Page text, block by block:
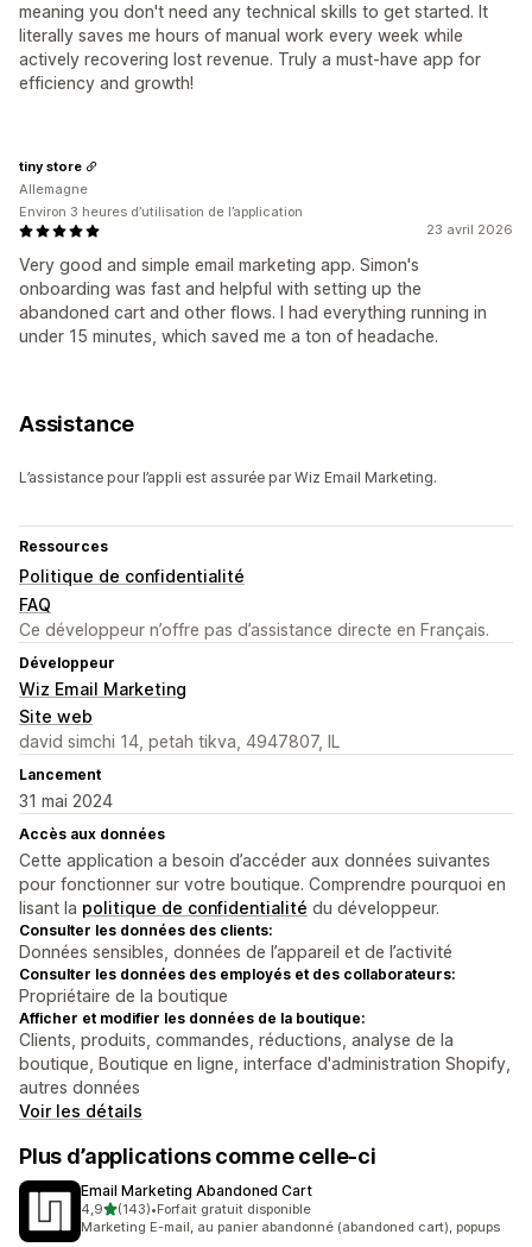
meaning you don't need any technical skills to get started. It
literally saves me hours of manual work every week while
actively recovering lost revenue. Truly a must-have app for
efficiency and growth!
23 avril 2026
Very good and simple email marketing app. Simon's
onboarding was fast and helpful with setting up the
abandoned cart and other flows. I had everything running in
under 15 minutes, which saved me a ton of headache.
tiny store
Allemagne
Environ 3 heures d’utilisation de l’application
Assistance
L’assistance pour l’appli est assurée par Wiz Email Marketing.
Ressources
Politique de confidentialité
FAQ
Ce développeur n’offre pas d’assistance directe en Français.
Développeur
Wiz Email Marketing
Site web
david simchi 14, petah tikva, 4947807, IL
Lancement
31 mai 2024
Accès aux données
Cette application a besoin d’accéder aux données suivantes
pour fonctionner sur votre boutique. Comprendre pourquoi en
lisant la politique de confidentialité du développeur.
Consulter les données des clients:
Données sensibles, données de l’appareil et de l’activité
Consulter les données des employés et des collaborateurs:
Propriétaire de la boutique
Afficher et modifier les données de la boutique:
Clients, produits, commandes, réductions, analyse de la
boutique, Boutique en ligne, interface d'administration Shopify,
autres données
Voir les détails
Plus d’applications comme celle-ci
Email Marketing Abandoned Cart
4,9étoile(s) sur 5
(143)
143 avis au total
•Forfait gratuit disponible
Marketing E-mail, au panier abandonné (abandoned cart), popups